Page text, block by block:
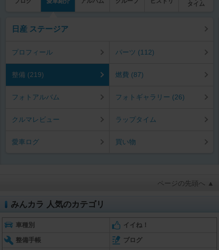
タイム
日産 ステージア
プロフィール パーツ (112)
整備 (219) 燃費 (87)
フォトアルバム フォトギャラリー (26)
クルマレビュー ラップタイム
愛車ログ 買い物
ページの先頭へ ▲
みんカラ 人気のカテゴリ
車種別 イイね！
整備手帳 ブログ